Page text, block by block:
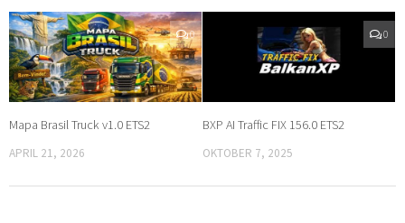
0
Mapa Brasil Truck v1.0 ETS2
APRIL 21, 2026
0
BXP AI Traffic FIX 156.0 ETS2
OKTOBER 7, 2025